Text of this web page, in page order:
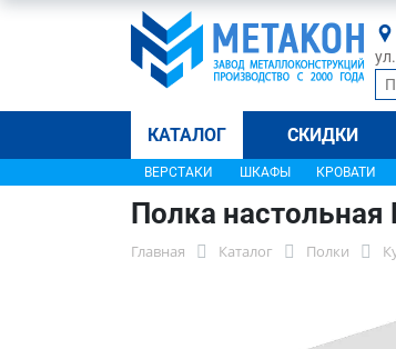
КАТАЛОГ СКИДКИ
ВЕРСТАКИ ШКАФЫ КРОВАТИ
Полка
Главная Каталог Полки